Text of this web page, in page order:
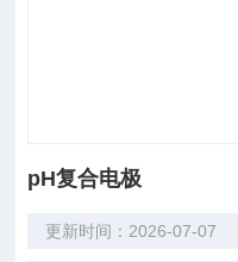
pH复合电极
更新时间：2026-07-07